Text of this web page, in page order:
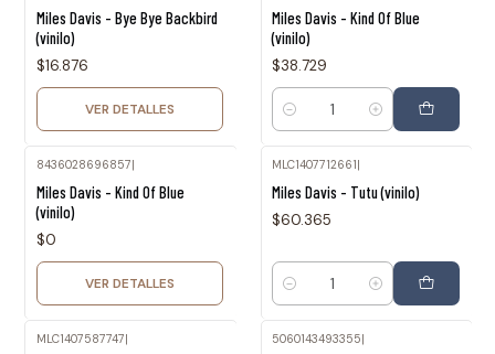
Miles Davis - Bye Bye Backbird
(vinilo)
$16.876
VER DETALLES
Miles Davis - Kind Of Blue
(vinilo)
$38.729
Cantidad
8436028696857
Miles Davis - Kind Of Blue
(vinilo)
$0
VER DETALLES
MLC1407712661
Miles Davis - Tutu (vinilo)
$60.365
Cantidad
MLC1407587747| 5060143493355|